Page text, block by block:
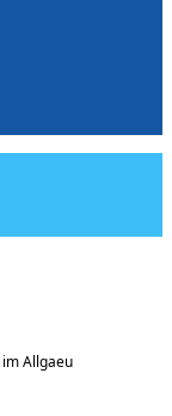
Allgaeu